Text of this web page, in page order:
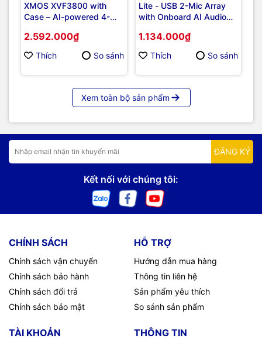
XMOS XVF3800 with
Case – AI-powered 4-
Even in Noise
2.592.000₫
Thích So sánh
Lite - USB 2-Mic Array
with Onboard AI Audio
1.134.000₫
Thích So sánh
Xem toàn bộ sản phẩm
ĐĂNG KÝ
Kết nối với chúng tôi:
CHÍNH SÁCH
Chính sách vận chuyển
Chính sách bảo hành
Chính sách đổi trả
Chính sách bảo mật
HỖ TRỢ
Hướng dẫn mua hàng
Thông tin liên hệ
Sản phẩm yêu thích
So sánh sản phẩm
TÀI KHOẢN THÔNG TIN